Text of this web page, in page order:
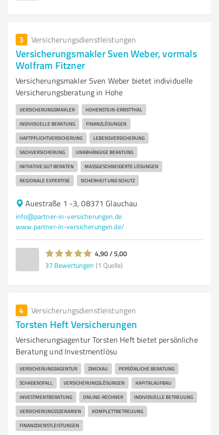
3 Versicherungsdienstleistungen
Versicherungsmakler Sven Weber, vormals
Wolfram Fitzner
Versicherungsmakler Sven Weber bietet individuelle
Versicherungsberatung in Hohe
VERSICHERUNGSMAKLER HOHENSTEIN-ERNSTTHAL
INDIVIDUELLE BERATUNG FINANZLÖSUNGEN
HAFTPFLICHTVERSICHERUNG LEBENSVERSICHERUNG
SACHVERSICHERUNG UNABHÄNGIGE BERATUNG
INITIATIVE GUT BERATEN MASSGESCHNEIDERTE LÖSUNGEN
REGIONALE EXPERTISE SICHERHEIT UND SCHUTZ
Auestraße 1 -3, 08371 Glauchau
info@partner-in-versicherungen.de
www.partner-in-versicherungen.de/
4,90 / 5,00
37 Bewertungen (1 Quelle)
4 Versicherungsdienstleistungen
Torsten Heft Versicherungen
Versicherungsagentur Torsten Heft bietet persönliche
Beratung und Investmentlösu
VERSICHERUNGSAGENTUR ZWICKAU PERSÖNLICHE BERATUNG
SCHADENSFALL VERSICHERUNGSLÖSUNGEN KAPITALAUFBAU
INVESTMENTBERATUNG ONLINE-RECHNER INDIVIDUELLE BETREUUNG
VERSICHERUNGSSZENARIEN KOMPLETTBETREUUNG
FINANZDIENSTLEISTUNGEN